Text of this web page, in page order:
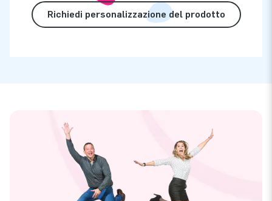
Richiedi personalizzazione del prodotto